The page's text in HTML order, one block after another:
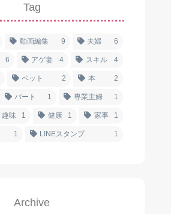
Tag
動画編集 9 夫婦 6
6 アゲ妻 4 スキル 4
ペット 2 本 2
パート 1 専業主婦 1
趣味 1 健康 1 家事 1
1 LINEスタンプ 1
Archive